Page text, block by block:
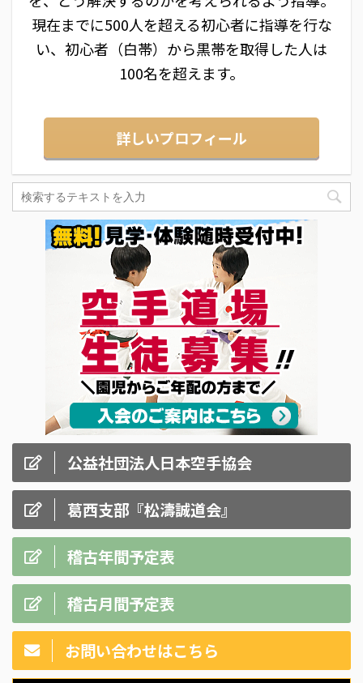
現在までに500人を超える初心者に指導を行な
い、初心者（白帯）から黒帯を取得した人は
100名を超えます。
詳しいプロフィール
公益社団法人日本空手協会
葛西支部『松濤誠道会』
稽古年間予定表
稽古月間予定表
お問い合わせはこちら